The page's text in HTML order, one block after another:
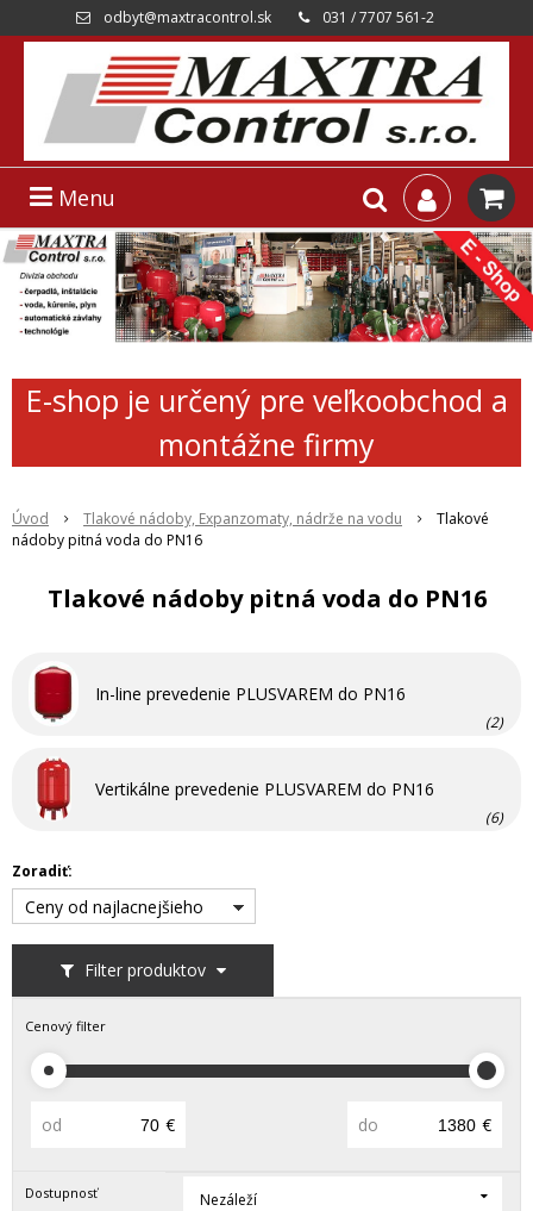
odbyt@maxtracontrol.sk 031 / 7707 561-2
Menu
E-shop je určený pre veľkoobchod a
montážne firmy
Úvod Tlakové nádoby, Expanzomaty, nádrže na vodu
Tlakové
nádoby pitná voda do PN16
Tlakové nádoby pitná voda do PN16
In-line prevedenie PLUSVAREM do PN16
(2)
Vertikálne prevedenie PLUSVAREM do PN16
(6)
Filter produktov
Zoradiť:
Ceny od najlacnejšieho
Cenový filter
od € do €
Dostupnosť Nezáleží